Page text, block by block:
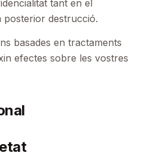
tant en el
posterior destrucció.
basades en tractaments
efectes sobre les vostres